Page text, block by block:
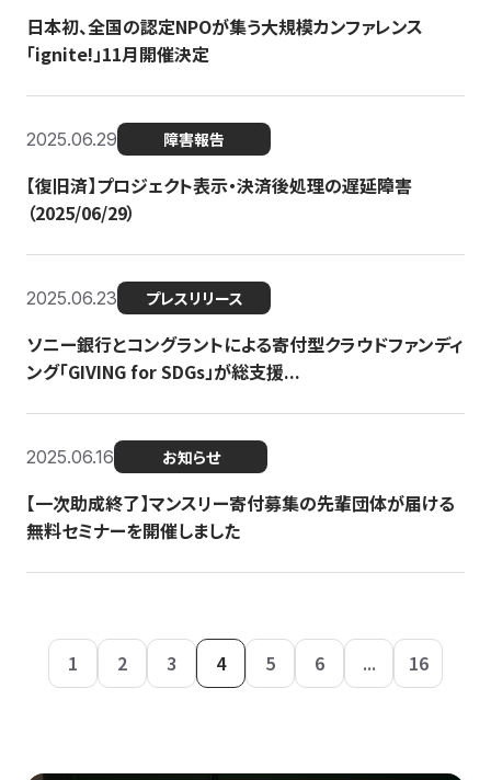
日本初、全国の認定NPOが集う大規模カンファレンス
「ignite!」11月開催決定
2025.06.29 障害報告
【復旧済】プロジェクト表示・決済後処理の遅延障害
（2025/06/29）
2025.06.23 プレスリリース
ソニー銀行とコングラントによる寄付型クラウドファンディ
ング「GIVING for SDGs」が総支援...
2025.06.16 お知らせ
【一次助成終了】マンスリー寄付募集の先輩団体が届ける
無料セミナーを開催しました
1 2 3 4 5 6 ... 16